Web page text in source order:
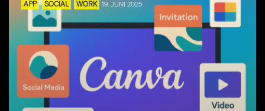
APP SOCIAL WORK 19. JUNI 2025